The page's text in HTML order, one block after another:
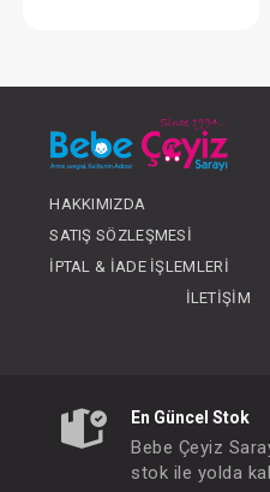
OLUNUZ
HAKKIMIZDA
SATIŞ SÖZLEŞMESI
İPTAL & İADE İŞLEMLERI
İLETIŞIM
En Güncel Stok
Bebe Çeyiz
stok ile yolda